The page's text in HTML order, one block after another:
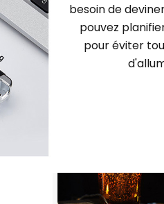
besoin de
pouvez
pour éviter